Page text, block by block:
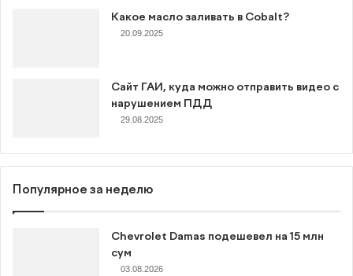
Какое масло заливать в Cobalt?
20.09.2025
Сайт ГАИ, куда можно отправить видео с
нарушением ПДД
29.08.2025
Популярное за неделю
Chevrolet Damas подешевел на 15 млн
сум
03.08.2026